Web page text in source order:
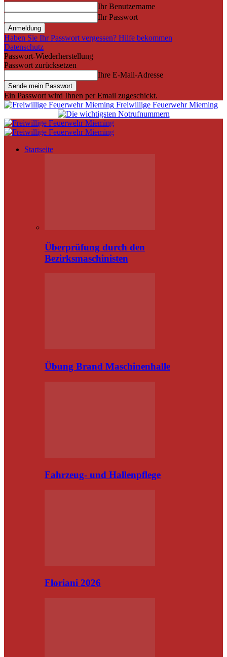
Ihr Benutzername
Ihr Passwort
Haben Sie Ihr Passwort vergessen? Hilfe bekommen
Datenschutz
Passwort-Wiederherstellung
Passwort zurücksetzen
Ihre E-Mail-Adresse
Ein Passwort wird Ihnen per Email zugeschickt.
Freiwillige Feuerwehr Mieming
Startseite
Überprüfung durch den
Bezirksmaschinisten
Übung Brand Maschinenhalle
Fahrzeug- und Hallenpflege
Floriani 2026